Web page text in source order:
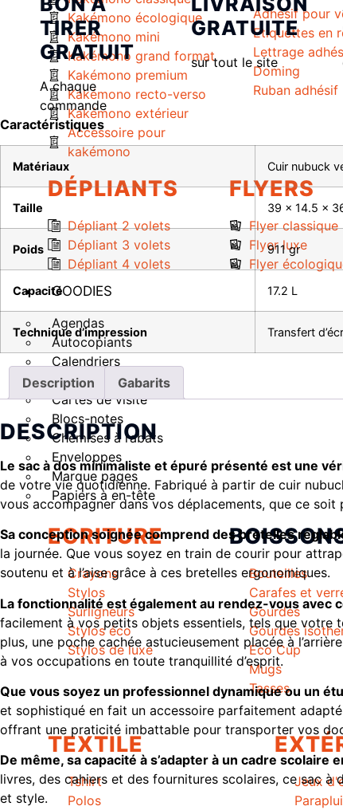
Kakémono écologique
Kakémono mini
Kakémono grand format
Kakémono premium
Kakémono recto-verso
Kakémono extérieur
Accessoire pour
kakémono
Adhésif pour
Etiquettes en
Lettrage
Doming
Ruban adhésif
DÉPLIANTS
Dépliant 2 volets
Dépliant 3 volets
Dépliant 4 volets
FLYERS
Flyer classique
Flyer luxe
Flyer
GOODIES
Agendas
Autocopiants
Calendriers
Carnets
Cartes de visite
Blocs-notes
Chemises à rabats
Enveloppes
Marque pages
Papiers à en-tête
ECRITURE
Crayons
Stylos
Surligneurs
Stylos éco
Stylos de luxe
Bouteilles
Carafes et
Gourdes
Gourdes
Eco Cup
Mugs
Tasses
TEXTILE
Tshirt
Polos
Jeux
TIRER
GRATUIT
A chaque
commande
GRATUITE
sur tout le site
Caractéristiques
Matériaux Cuir nubuck
Taille 39 x 14.5 x
Poids 911 gr
Capacité 17.2 L
Technique d’impression Transfert
Description Gabarits
DESCRIPTION
Le sac à dos minimaliste et épuré présenté est une
de votre vie quotidienne. Fabriqué à partir de cuir
vous accompagner dans vos déplacements, que ce
Sa conception soignée comprend des bretelles
la journée. Que vous soyez en train de courir pour
soutenu et à l’aise grâce à ces bretelles ergonomiques.
La fonctionnalité est également au rendez-vous avec
facilement à vos petits objets essentiels, tels que votre
plus, une poche cachée astucieusement placée à
à vos occupations en toute tranquillité d’esprit.
Que vous soyez un professionnel dynamique ou un
et sophistiqué en fait un accessoire parfaitement
offrant une praticité imbattable pour transporter vos
De même, sa capacité à s’adapter à un cadre scolaire
livres, des cahiers et des fournitures scolaires, ce sac
et style.